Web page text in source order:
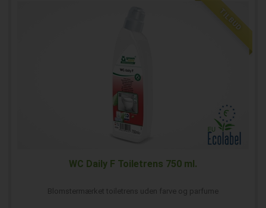
TILBUD
WC Daily F Toiletrens 750 ml.
Blomstermærket toiletrens uden farve og parfume